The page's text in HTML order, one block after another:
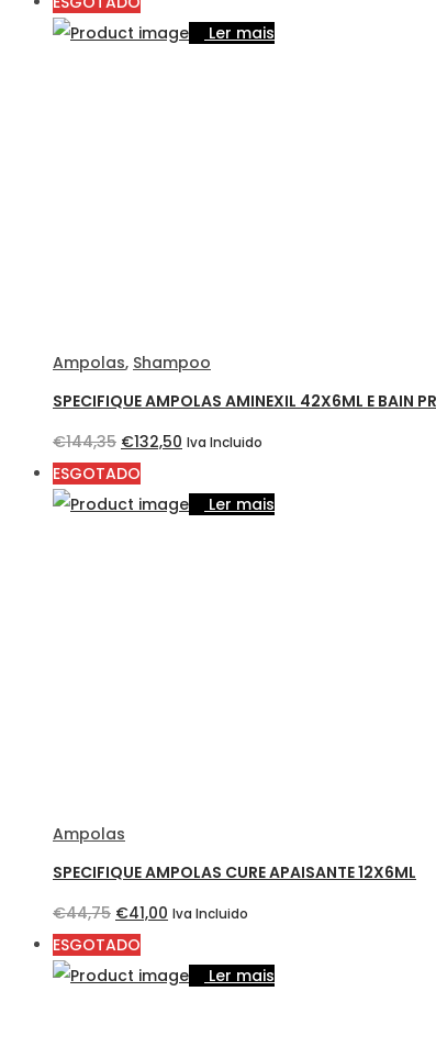
originalatualLer mais
Ampolas, Shampoo
SPECIFIQUE AMPOLAS AMINEXIL 42X6ML E BAIN
€144,35 O
preço
original
€132,50 O
atual
Iva Incluido
ESGOTADO
Ler mais
Ampolas
SPECIFIQUE AMPOLAS CURE APAISANTE 12X6ML
€44,75 O
preço
original
€41,00 O
atual
Iva Incluido
ESGOTADO
Ler mais